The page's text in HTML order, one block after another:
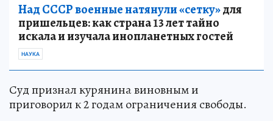
Над СССР военные натянули «сетку»для
пришельцев: как страна 13 лет тайно
искала и изучала инопланетных гостей
НАУКА
Суд признал курянина виновным и
приговорил к 2 годам ограничения свободы.